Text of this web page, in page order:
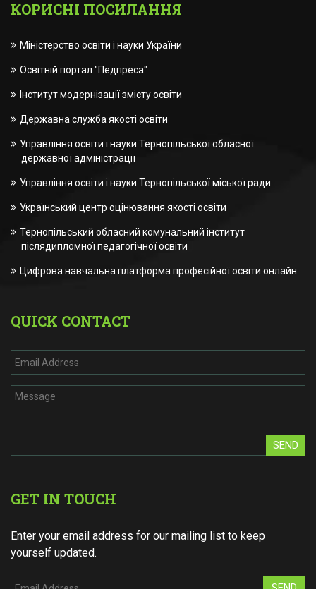
КОРИСНІ ПОСИЛАННЯ
Міністерство освіти і науки України
Освітній портал "Педпреса"
Інститут модернізації змісту освіти
Державна служба якості освіти
Управління освіти і науки Тернопільської обласної
державної адміністрації
Управління освіти і науки Тернопільської міської ради
Український центр оцінювання якості освіти
Тернопільський обласний комунальний інститут
післядипломної педагогічної освіти
Цифрова навчальна платформа професійної освіти онлайн
QUICK CONTACT
SEND
GET IN TOUCH
Enter your email address for our mailing list to keep
yourself updated.